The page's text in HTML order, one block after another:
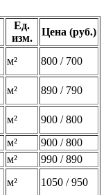
Ед.
изм.
Цена (руб.)
м²
800 / 700
м²
890 / 790
м²
900 / 800
м²
900 / 800
м²
990 / 890
м²
1050 / 950